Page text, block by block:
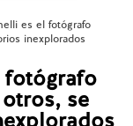
es el fotógrafo
inexplorados
se